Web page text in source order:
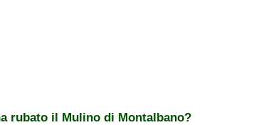
rubato il Mulino di Montalbano?